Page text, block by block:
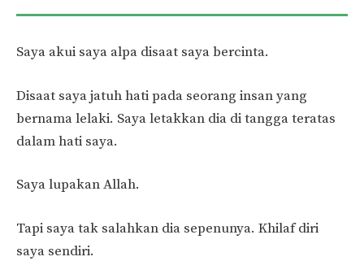
Saya akui saya alpa disaat saya bercinta.
Disaat saya jatuh hati pada seorang insan yang
bernama lelaki. Saya letakkan dia di tangga teratas
dalam hati saya.
Saya lupakan Allah.
Tapi saya tak salahkan dia sepenunya. Khilaf diri
saya sendiri.